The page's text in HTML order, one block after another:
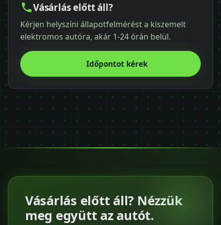
Vásárlás előtt áll?
Kérjen helyszíni állapotfelmérést a kiszemelt
elektromos autóra, akár 1-24 órán belül.
Időpontot kérek
Vásárlás előtt áll? Nézzük
meg együtt az autót.